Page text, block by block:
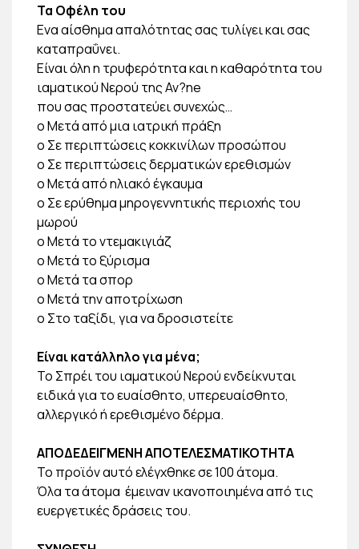
Τα Οφέλη του
Ενα αίσθημα απαλότητας σας τυλίγει και σας
καταπραΰνει.
Είναι όλη η τρυφερότητα και η καθαρότητα του
ιαματικού Νερού της Av?ne
που σας προστατεύει συνεχώς…
o Μετά από μια ιατρική πράξη
o Σε περιπτώσεις κοκκινίλων προσώπου
o Σε περιπτώσεις δερματικών ερεθισμών
o Μετά από ηλιακό έγκαυμα
o Σε ερύθημα μηρογεννητικής περιοχής του
μωρού
o Μετά το ντεμακιγιάζ
o Μετά το ξύρισμα
o Μετά τα σπορ
o Μετά την αποτρίχωση
o Στο ταξίδι, για να δροσιστείτε
Είναι κατάλληλο για μένα;
Το Σπρέι του ιαματικού Νερού ενδείκνυται
ειδικά για το ευαίσθητο, υπερευαίσθητο,
αλλεργικό ή ερεθισμένο δέρμα.
ΑΠΟΔΕΔΕΙΓΜΕΝΗ ΑΠΟΤΕΛΕΣΜΑΤΙΚΟΤΗΤΑ
Το προϊόν αυτό ελέγχθηκε σε 100 άτομα.
Όλα τα άτομα έμειναν ικανοποιημένα από τις
ευεργετικές δράσεις του.